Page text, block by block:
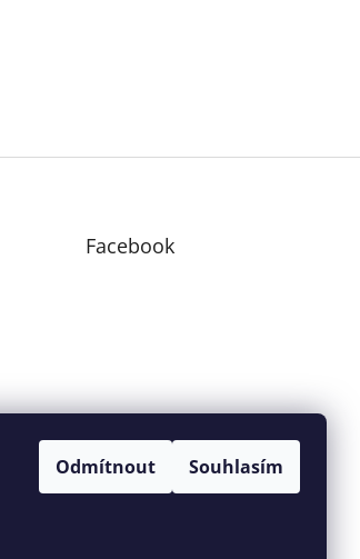
Odmítnout Souhlasím
Facebook